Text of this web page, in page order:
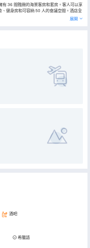
36 間雅緻的海景客房和套房。客人可以享
健身房和可容納 50 人的會議空間。酒店全
在 Heraklion 市中心進一步提升客人體驗。
展開
酒吧
希臘語